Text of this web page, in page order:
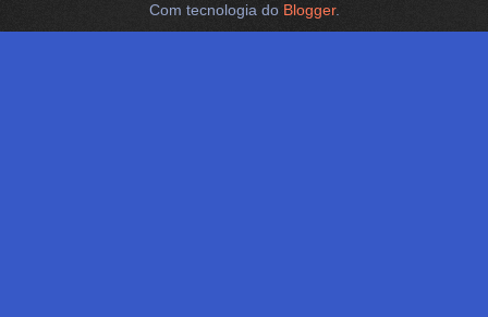
Com tecnologia do Blogger.